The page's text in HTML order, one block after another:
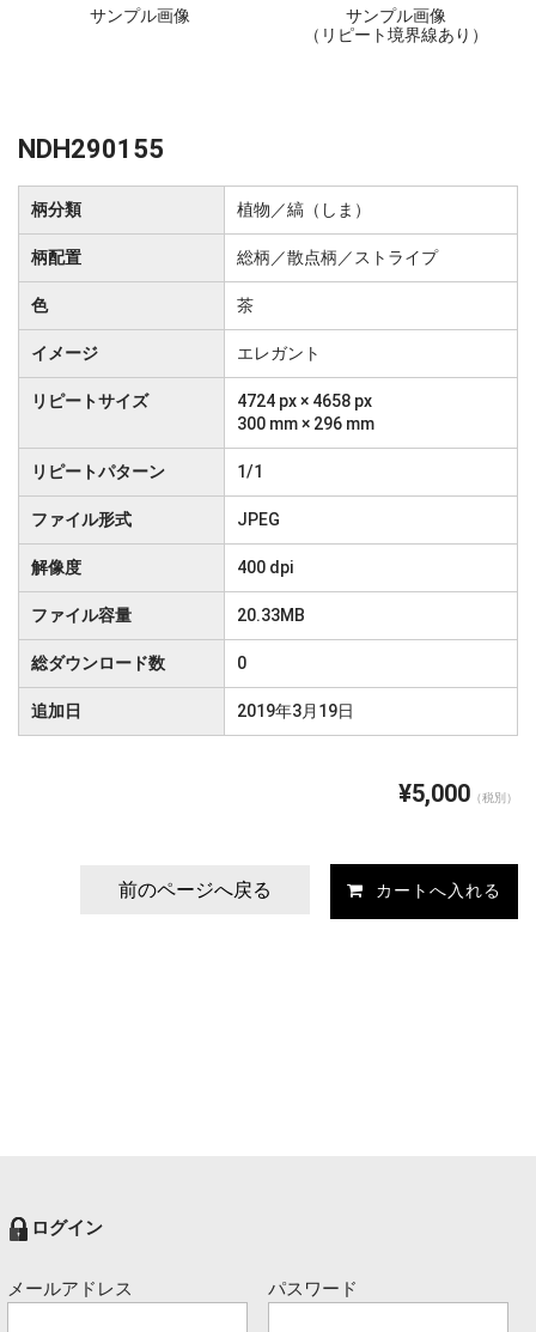
サンプル画像
サンプル画像
（リピート境界線あり）
NDH290155
柄分類 植物／縞（しま）
柄配置 総柄／散点柄／ストライプ
色 茶
イメージ エレガント
リピートサイズ
4724 px × 4658 px
300 mm × 296 mm
リピートパターン 1/1
ファイル形式 JPEG
解像度 400 dpi
ファイル容量 20.33MB
総ダウンロード数 0
追加日 2019年3月19日
¥5,000 （税別）
前のページへ戻る
ログイン
メールアドレス パスワード